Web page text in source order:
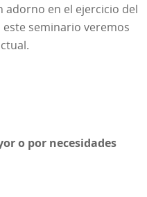
adorno en el ejercicio del
este seminario veremos
o por necesidades